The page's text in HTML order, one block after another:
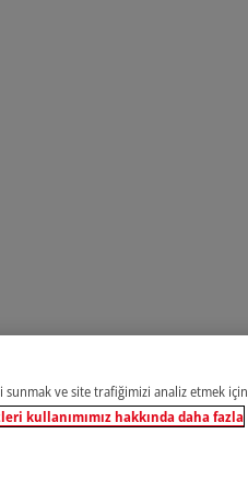
sunmak ve site trafiğimizi analiz etmek için
kullanımımız hakkında daha fazla